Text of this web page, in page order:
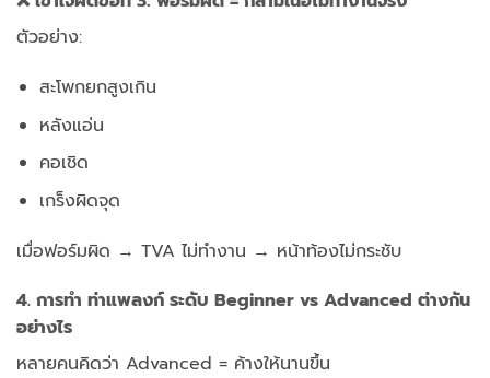
ตัวอย่าง:
สะโพกยกสูงเกิน
หลังแอ่น
คอเชิด
เกร็งผิดจุด
เมื่อฟอร์มผิด → TVA ไม่ทำงาน → หน้าท้องไม่กระชับ
4. การทำ ท่าแพลงก์ ระดับ Beginner vs Advanced ต่างกัน
อย่างไร
หลายคนคิดว่า Advanced = ค้างให้นานขึ้น